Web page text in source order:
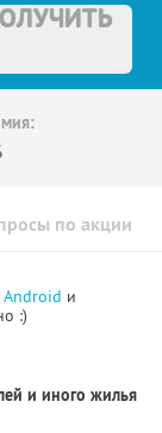
по акции
Android и
:)
и иного жилья